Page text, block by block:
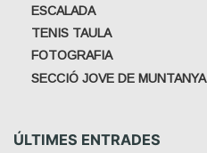
ESCALADA
TENIS TAULA
FOTOGRAFIA
SECCIÓ JOVE DE MUNTANYA
ÚLTIMES ENTRADES